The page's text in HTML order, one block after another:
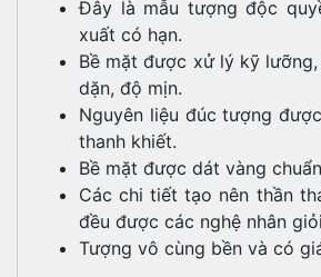
Đây là mẫu tượng độc
xuất có hạn.
Bề mặt được xử lý kỹ
dặn, độ mịn.
Nguyên liệu đúc tượng
thanh khiết.
Bề mặt được dát vàng
Các chi tiết tạo nên thần
đều được các nghệ nhân
Tượng vô cùng bền và có